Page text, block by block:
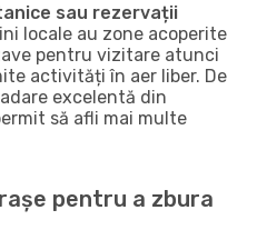
sau rezervații
locale au zone acoperite
pentru vizitare atunci
activități în aer liber. De
excelentă din
să afli mai multe
pentru a zbura